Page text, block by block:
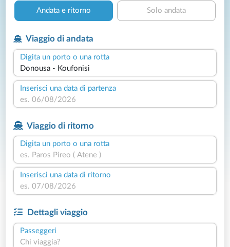
Andata e ritorno Solo andata
Viaggio di andata
Digita un porto o una rotta
Inserisci una data di partenza
Viaggio di ritorno
Digita un porto o una rotta
Inserisci una data di ritorno
Dettagli viaggio
Passeggeri
Chi viaggia?